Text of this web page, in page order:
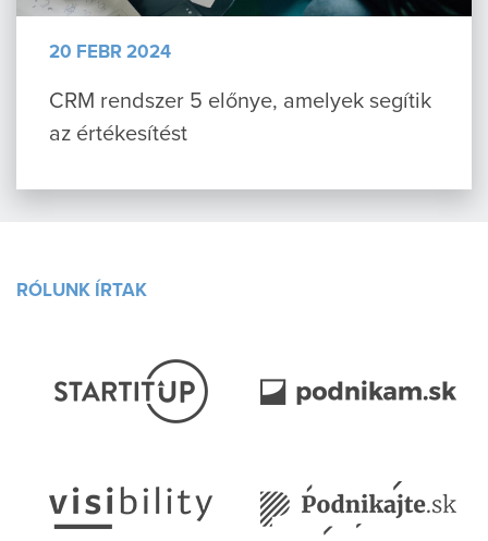
20 FEBR 2024
CRM rendszer 5 előnye, amelyek segítik
az értékesítést
RÓLUNK ÍRTAK